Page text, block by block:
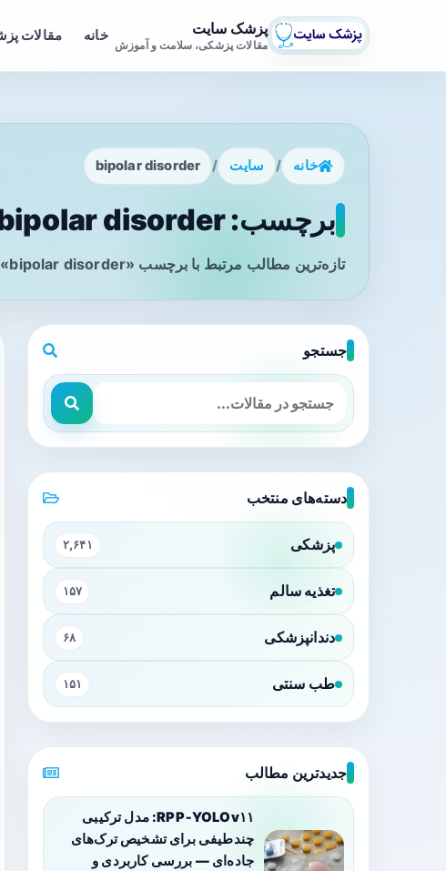
پزشک سایت
مقالات پزشکی، سلامت و آموزش
خانه مقالات
خانه / سایت /
bipolar disorder
برچسب: bipolar disorder - صفحه 1
تازه‌ترین مطالب مرتبط با برچسب «bipolar disorder» را در این صفحه مشاهده می‌کنید.
جستجو
دسته‌های منتخب
پزشکی ۲,۶۴۱
تغذیه سالم ۱۵۷
دندانپزشکی ۶۸
طب سنتی ۱۵۱
جدیدترین مطالب
RPP‑YOLOv۱۱: مدل ترکیبی
چندطیفی برای تشخیص ترک‌های
جاده‌ای — بررسی کاربردی و